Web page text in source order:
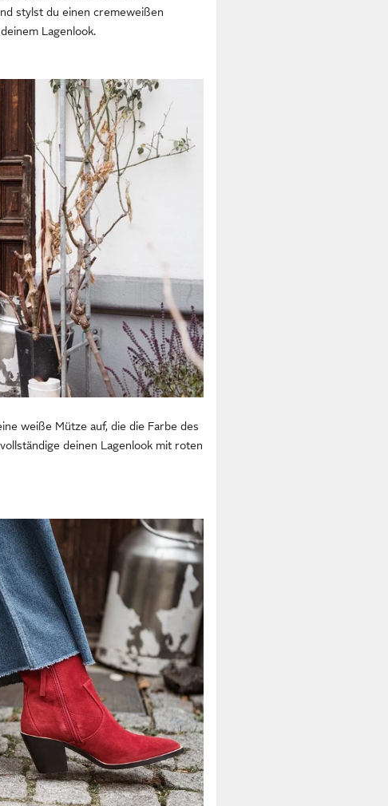
stylst du einen cremeweißen
Lagenlook.
weiße Mütze auf, die die Farbe des
deinen Lagenlook mit roten